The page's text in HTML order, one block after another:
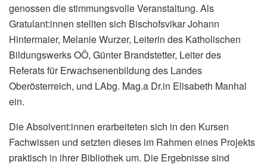
genossen die stimmungsvolle Veranstaltung. Als
Gratulant:innen stellten sich Bischofsvikar Johann
Hintermaier, Melanie Wurzer, Leiterin des Katholischen
Bildungswerks OÖ, Günter Brandstetter, Leiter des
Referats für Erwachsenenbildung des Landes
Oberösterreich, und LAbg. Mag.a Dr.in Elisabeth Manhal
ein.
Die Absolvent:innen erarbeiteten sich in den Kursen
Fachwissen und setzten dieses im Rahmen eines Projekts
praktisch in ihrer Bibliothek um. Die Ergebnisse sind